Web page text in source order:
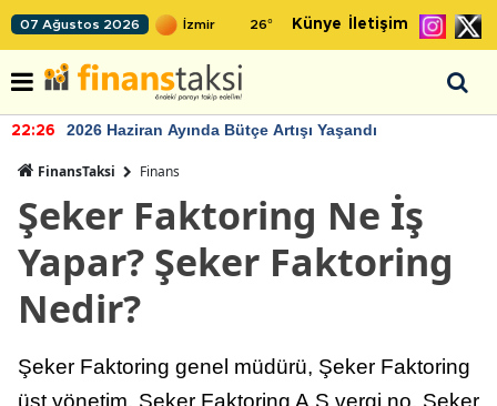
07 Ağustos 2026 26° Künye İletişim
22:24 TCMB'nin rezervlerinde artan momentum
FinansTaksi Finans
Şeker Faktoring Ne İş
Yapar? Şeker Faktoring
Nedir?
Şeker Faktoring genel müdürü, Şeker Faktoring
üst yönetim, Şeker Faktoring A.Ş vergi no, Şeker